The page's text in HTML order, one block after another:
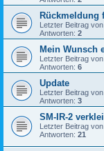
Rückmeldung
Letzter Beitrag von
Antworten: 2
Mein Wunsch
Letzter Beitrag von
Antworten: 6
Update
Letzter Beitrag von
Antworten: 3
SM-IR-2
Letzter Beitrag von
Antworten: 21